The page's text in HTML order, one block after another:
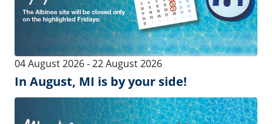
Teteiras
Conjuntos de ordenha
Bandejas de Limpeza
Coletores
Linha de Tubos & Mangueiras
Pulsadores
Sistemas de Vácuo
Bombas de Vácuo
Control Intelligence